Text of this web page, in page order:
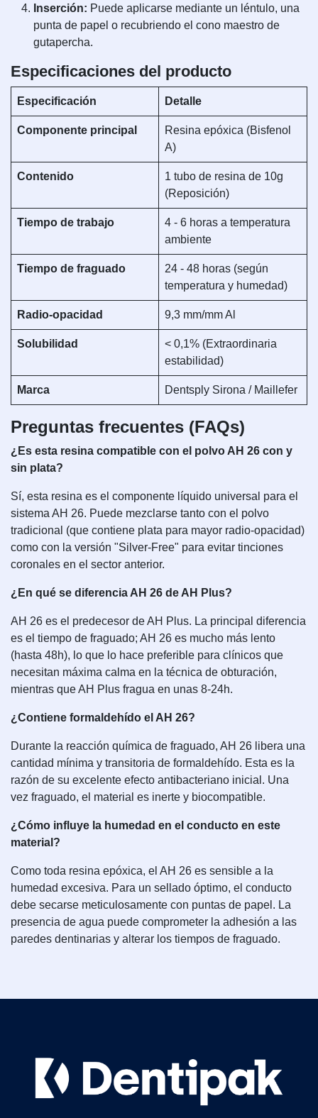
Inserción: Puede aplicarse mediante un léntulo, una
punta de papel o recubriendo el cono maestro de
gutapercha.
Especificaciones del producto
Especificación Detalle
Componente principal
Resina epóxica (Bisfenol
A)
Contenido
1 tubo de resina de 10g
(Reposición)
Tiempo de trabajo
4 - 6 horas a temperatura
ambiente
Tiempo de fraguado
24 - 48 horas (según
temperatura y humedad)
Radio-opacidad 9,3 mm/mm Al
Solubilidad
< 0,1% (Extraordinaria
estabilidad)
Marca Dentsply Sirona / Maillefer
Preguntas frecuentes (FAQs)
¿Es esta resina compatible con el polvo AH 26 con y
sin plata?
Sí, esta resina es el componente líquido universal para el
sistema AH 26. Puede mezclarse tanto con el polvo
tradicional (que contiene plata para mayor radio-opacidad)
como con la versión "Silver-Free" para evitar tinciones
coronales en el sector anterior.
¿En qué se diferencia AH 26 de AH Plus?
AH 26 es el predecesor de AH Plus. La principal diferencia
es el tiempo de fraguado; AH 26 es mucho más lento
(hasta 48h), lo que lo hace preferible para clínicos que
necesitan máxima calma en la técnica de obturación,
mientras que AH Plus fragua en unas 8-24h.
¿Contiene formaldehído el AH 26?
Durante la reacción química de fraguado, AH 26 libera una
cantidad mínima y transitoria de formaldehído. Esta es la
razón de su excelente efecto antibacteriano inicial. Una
vez fraguado, el material es inerte y biocompatible.
¿Cómo influye la humedad en el conducto en este
material?
Como toda resina epóxica, el AH 26 es sensible a la
humedad excesiva. Para un sellado óptimo, el conducto
debe secarse meticulosamente con puntas de papel. La
presencia de agua puede comprometer la adhesión a las
paredes dentinarias y alterar los tiempos de fraguado.